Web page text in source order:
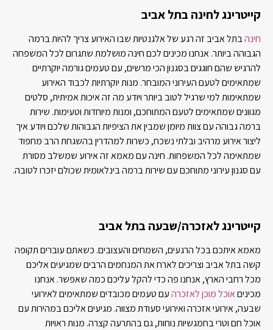
קייטרינג לחינה בתל אביב
חינהבתל אביב זה רגע של אלגנטיות שבו האירוע צריך להיות ברמה
הגבוהה ביותר. אנחנו מכינים לכם חינה מושלמת שתגרום לכל המשפחה
להרגיש שהם חוגגים בסגנון הכי מרשים, עם טעמים גורמה יוקרתיים
שמתאימים לטעם העירוני המובחר. מנות יוקרתיות לכבוד האירוע
שמתאימות למי שרגיל לטוב ביותר ויודע מה זה איכות אמיתית, סלטים
מגוונים שמתאימים לטעם המתוחכם, ומנות מיוחדות וטעימות. שירות
ברמה גבוהה עם צוות מיומן שמבין את הציפיות הגבוהות שלכם ויודע איך
ליצור אירוע מרהיב ובלתי נשכח, כשרות למהדרין בהשגחת הרב מחפוד
שמתאימה לכל המשפחות. חינה עם מאמא זה אירוע שמשלב מסורת
עם סגנון עירוני מתוחכם עם שירות ברמה בינלאומית שכולם יזכרו לטובה.
קייטרינג לאזכרה/שבעה בתל אביב
מאמא איתכם בכל הרגעים, השמחים והעצובים. כשאתם עוברים תקופה
קשה בתל אביב וצריכים לארח את המנחמים הרבים שמגיעים אליכם
מכל רחבי הארץ, אנחנו פה כדי להקל עליכם כמה שאפשר. אנחנו
מכיניםאוכל מוכן לאזכרהעם טעמים מכובדים שמתאימים לאירועי
שבעה, אירועי אזכרה ואירועי סעודת מצווה. מגיעים אליכם במהירות עם
אוכל חם וטרי בחמגשיות נוחות, גם בהתרעה קצרה. מנות ראויות